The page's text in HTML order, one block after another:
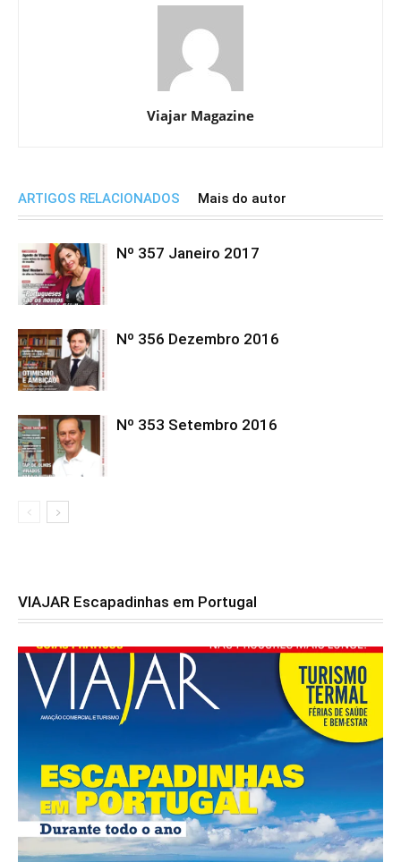
Viajar Magazine
ARTIGOS RELACIONADOS Mais do autor
Nº 357 Janeiro 2017
Nº 356 Dezembro 2016
Nº 353 Setembro 2016
VIAJAR Escapadinhas em Portugal